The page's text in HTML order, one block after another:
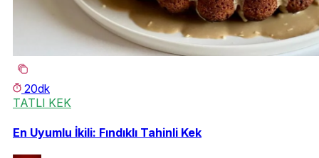
20dk
TATLI KEK
En Uyumlu İkili: Fındıklı Tahinli Kek